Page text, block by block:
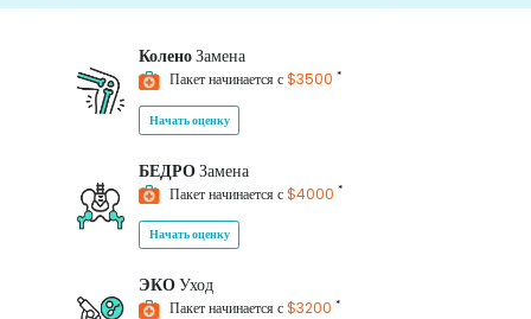
КоленоЗамена
Пакет начинается с$3500 *
Начать оценку
БЕДРОЗамена
Пакет начинается с$4000 *
Начать оценку
ЭКОУход
Пакет начинается с$3200 *